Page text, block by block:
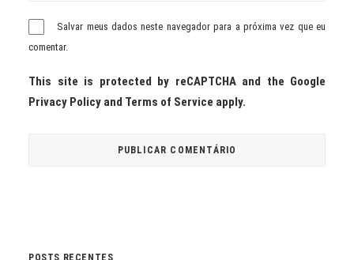
Salvar meus dados neste navegador para a próxima vez que eu
comentar.
This site is protected by reCAPTCHA and the Google
Privacy Policy and Terms of Service apply.
POSTS RECENTES